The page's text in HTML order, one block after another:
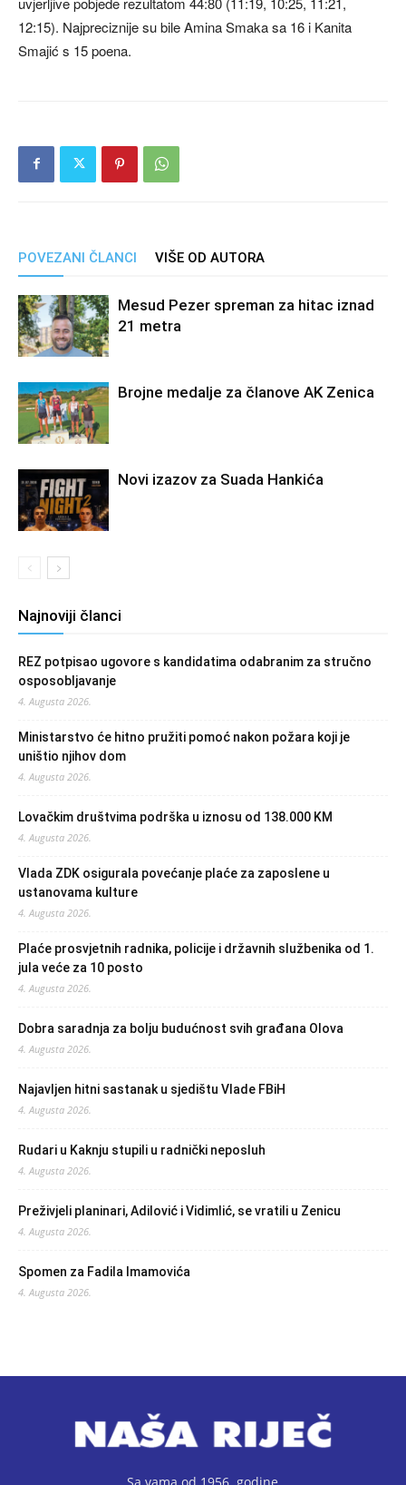
12:15). Najpreciznije su bile Amina Smaka sa 16 i Kanita
Smajić s 15 poena.
POVEZANI ČLANCI VIŠE OD AUTORA
Mesud Pezer spreman za hitac iznad
21 metra
Brojne medalje za članove AK Zenica
Novi izazov za Suada Hankića
Najnoviji članci
REZ potpisao ugovore s kandidatima odabranim za stručno
osposobljavanje
4. Augusta 2026.
Ministarstvo će hitno pružiti pomoć nakon požara koji je
uništio njihov dom
4. Augusta 2026.
Lovačkim društvima podrška u iznosu od 138.000 KM
4. Augusta 2026.
Vlada ZDK osigurala povećanje plaće za zaposlene u
ustanovama kulture
4. Augusta 2026.
Plaće prosvjetnih radnika, policije i državnih službenika od 1.
jula veće za 10 posto
4. Augusta 2026.
Dobra saradnja za bolju budućnost svih građana Olova
4. Augusta 2026.
Najavljen hitni sastanak u sjedištu Vlade FBiH
4. Augusta 2026.
Rudari u Kaknju stupili u radnički neposluh
4. Augusta 2026.
Preživjeli planinari, Adilović i Vidimlić, se vratili u Zenicu
4. Augusta 2026.
Spomen za Fadila Imamovića
4. Augusta 2026.